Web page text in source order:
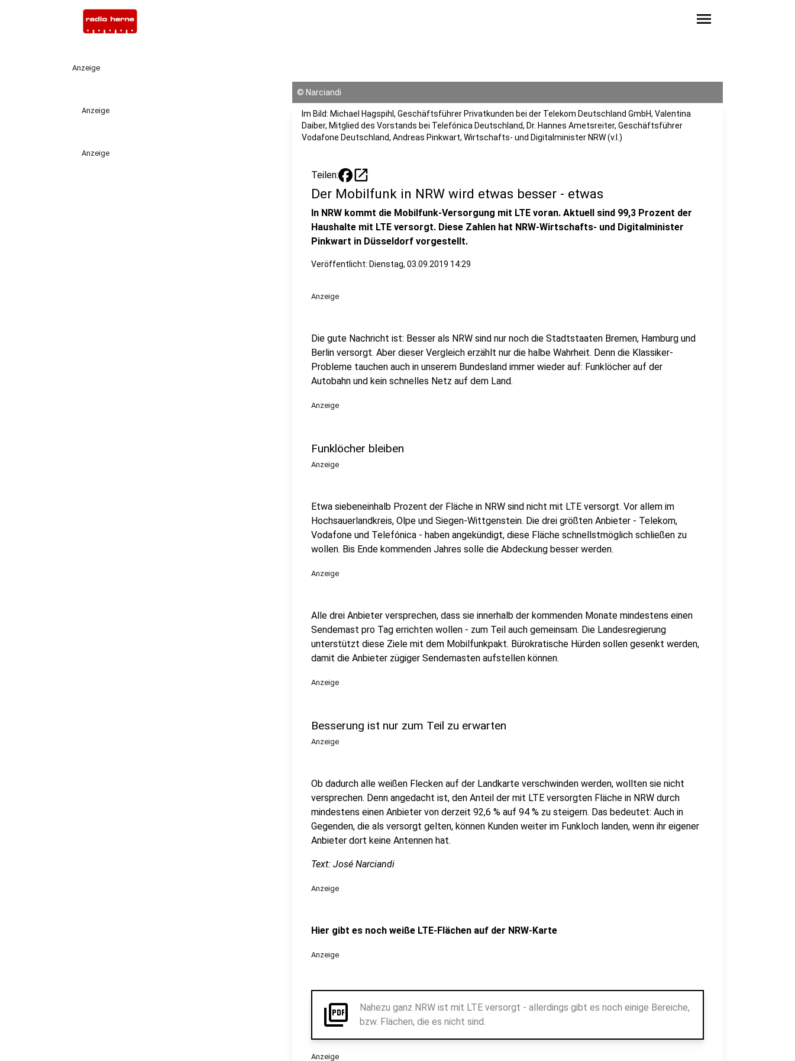
menu
Anzeige
Anzeige
Anzeige
© Narciandi
Im Bild: Michael Hagspihl, Geschäftsführer Privatkunden bei der Telekom Deutschland GmbH, Valentina
Daiber, Mitglied des Vorstands bei Telefónica Deutschland, Dr. Hannes Ametsreiter, Geschäftsführer
Vodafone Deutschland, Andreas Pinkwart, Wirtschafts- und Digitalminister NRW (v.l.)
Teilen: open_in_new
Der Mobilfunk in NRW wird etwas besser - etwas
In NRW kommt die Mobilfunk-Versorgung mit LTE voran. Aktuell sind 99,3 Prozent der
Haushalte mit LTE versorgt. Diese Zahlen hat NRW-Wirtschafts- und Digitalminister
Pinkwart in Düsseldorf vorgestellt.
Veröffentlicht: Dienstag, 03.09.2019 14:29
Anzeige
Die gute Nachricht ist: Besser als NRW sind nur noch die Stadtstaaten Bremen, Hamburg und
Berlin versorgt. Aber dieser Vergleich erzählt nur die halbe Wahrheit. Denn die Klassiker-
Probleme tauchen auch in unserem Bundesland immer wieder auf: Funklöcher auf der
Autobahn und kein schnelles Netz auf dem Land.
Anzeige
Funklöcher bleiben
Anzeige
Etwa siebeneinhalb Prozent der Fläche in NRW sind nicht mit LTE versorgt. Vor allem im
Hochsauerlandkreis, Olpe und Siegen-Wittgenstein. Die drei größten Anbieter - Telekom,
Vodafone und Telefónica - haben angekündigt, diese Fläche schnellstmöglich schließen zu
wollen. Bis Ende kommenden Jahres solle die Abdeckung besser werden.
Anzeige
Alle drei Anbieter versprechen, dass sie innerhalb der kommenden Monate mindestens einen
Sendemast pro Tag errichten wollen - zum Teil auch gemeinsam. Die Landesregierung
unterstützt diese Ziele mit dem Mobilfunkpakt. Bürokratische Hürden sollen gesenkt werden,
damit die Anbieter zügiger Sendemasten aufstellen können.
Anzeige
Besserung ist nur zum Teil zu erwarten
Anzeige
Ob dadurch alle weißen Flecken auf der Landkarte verschwinden werden, wollten sie nicht
versprechen. Denn angedacht ist, den Anteil der mit LTE versorgten Fläche in NRW durch
mindestens einen Anbieter von derzeit 92,6 % auf 94 % zu steigern. Das bedeutet: Auch in
Gegenden, die als versorgt gelten, können Kunden weiter im Funkloch landen, wenn ihr eigener
Anbieter dort keine Antennen hat.
Text: José Narciandi
Anzeige
Hier gibt es noch weiße LTE-Flächen auf der NRW-Karte
Anzeige
picture_as_pdf
Nahezu ganz NRW ist mit LTE versorgt - allerdings gibt es noch einige Bereiche,
bzw. Flächen, die es nicht sind.
Anzeige